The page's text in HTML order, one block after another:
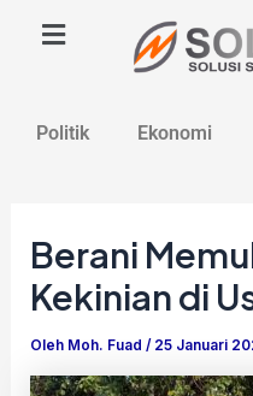
Politik Ekonomi
Berani
Kekinian di
Oleh Moh. Fuad/ 25 Januari
navigation